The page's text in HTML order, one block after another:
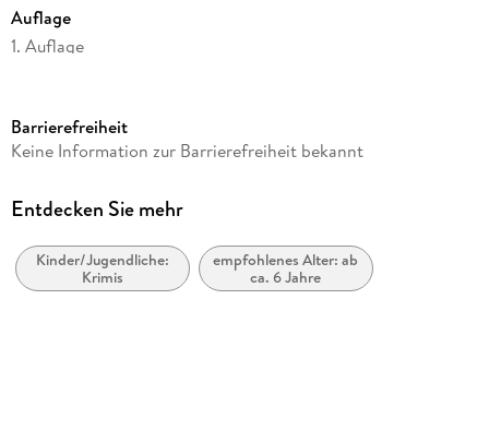
Auflage
1. Auflage
Altersempfehlung
Reihe
Autor/Autorin
Jörg Polster
Barrierefreiheit
Keine Information zur Barrierefreiheit bekannt
Entdecken Sie mehr
Kinder/Jugendliche:
Krimis
empfohlenes Alter: ab
ca. 6 Jahre